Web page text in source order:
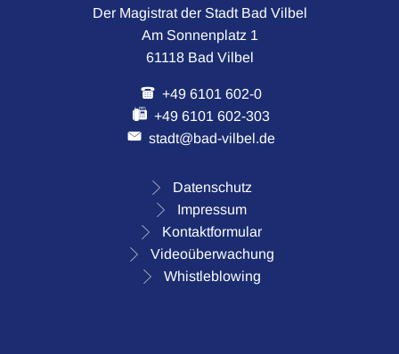
Der Magistrat der Stadt Bad Vilbel
Am Sonnenplatz 1
61118 Bad Vilbel
+49 6101 602-0
+49 6101 602-303
stadt@bad-vilbel.de
Datenschutz
Impressum
Kontaktformular
Videoüberwachung
Whistleblowing